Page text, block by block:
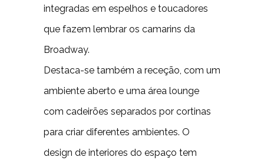
integradas em espelhos e toucadores
que fazem lembrar os camarins da
Broadway.
Destaca-se também a receção, com um
ambiente aberto e uma área lounge
com cadeirões separados por cortinas
para criar diferentes ambientes. O
design de interiores do espaço tem